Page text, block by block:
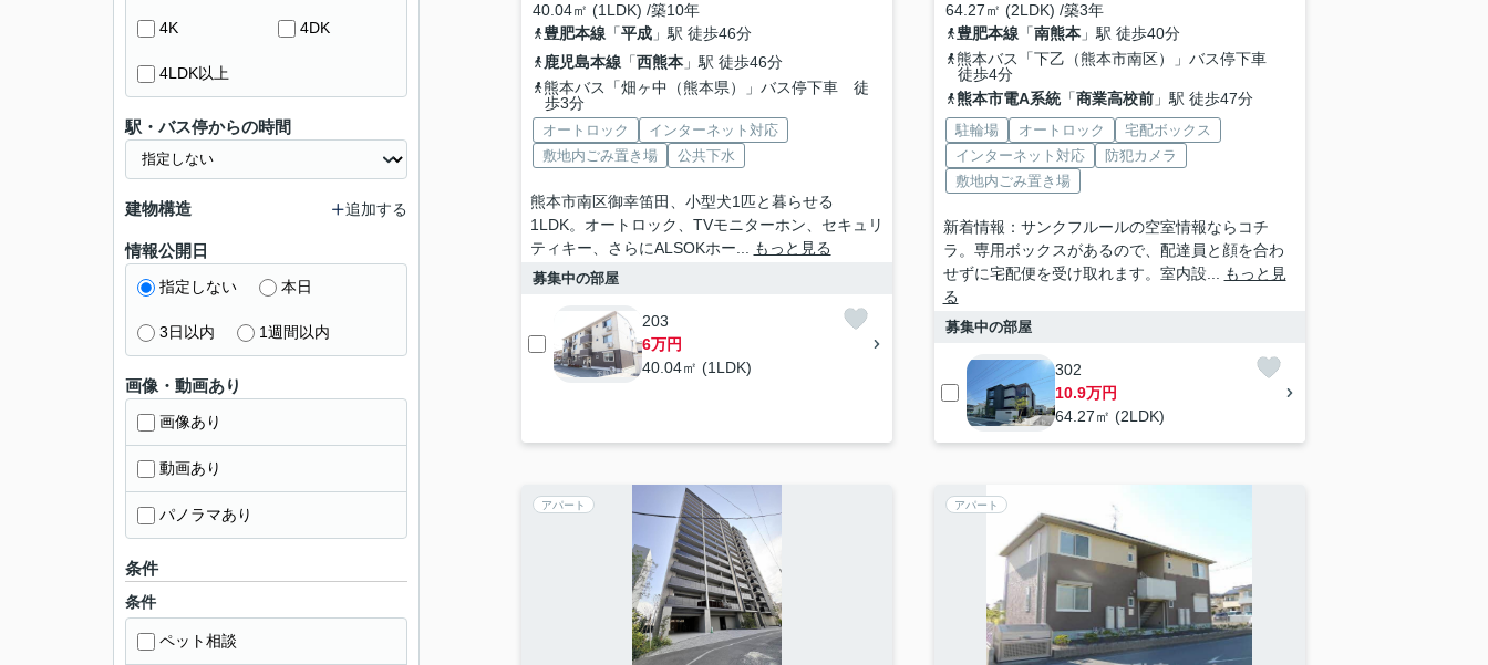
40.04㎡ (1LDK) /築10年
豊肥本線「平成」駅 徒歩46分
鹿児島本線「西熊本」駅 徒歩46分
熊本バス「畑ヶ中（熊本県）」バス停下車 徒
歩3分
オートロック
インターネット対応
敷地内ごみ置き場
公共下水
熊本市南区御幸笛田、小型犬1匹と暮らせる
1LDK。オートロック、TVモニターホン、セキュリ
ティキー、さらにALSOKホー...
もっと見る
募集中の部屋
203
6万円
40.04㎡ (1LDK)
64.27㎡ (2LDK) /築3年
豊肥本線「南熊本」駅 徒歩40分
熊本バス「下乙（熊本市南区）」バス停下車
徒歩4分
熊本市電A系統「商業高校前」駅 徒歩47分
駐輪場 オートロック
宅配ボックス
インターネット対応
防犯カメラ
敷地内ごみ置き場
新着情報：サンクフルールの空室情報ならコチ
ラ。専用ボックスがあるので、配達員と顔を合わ
せずに宅配便を受け取れます。室内設...
もっと見
る
募集中の部屋
302
10.9万円
64.27㎡ (2LDK)
アパート アパート
4K 4DK
4LDK以上
駅・バス停からの時間
建物構造 追加する
情報公開日
指定しない 本日
3日以内 1週間以内
画像・動画あり
画像あり
動画あり
パノラマあり
条件
条件
ペット相談